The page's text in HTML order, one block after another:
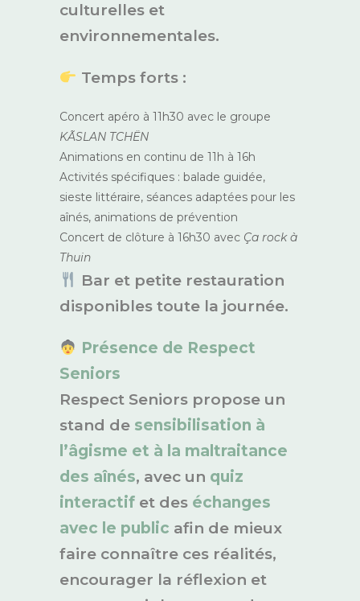
culturelles et
environnementales.
Temps forts :
Concert apéro à 11h30 avec le groupe
KÃSLAN TCHËN
Animations en continu de 11h à 16h
Activités spécifiques : balade guidée,
sieste littéraire, séances adaptées pour les
aînés, animations de prévention
Concert de clôture à 16h30 avec Ça rock à
Thuin
Bar et petite restauration
disponibles toute la journée.
Présence de Respect
Seniors
Respect Seniors propose un
stand de sensibilisation à
l’âgisme et à la maltraitance
des aînés, avec un quiz
interactif et des échanges
avec le public afin de mieux
faire connaître ces réalités,
encourager la réflexion et